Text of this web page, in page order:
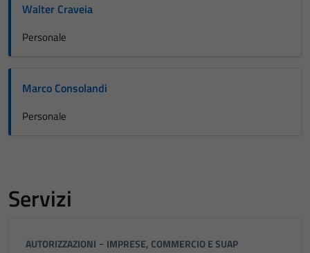
Walter Craveia
Personale
Marco Consolandi
Personale
Servizi
AUTORIZZAZIONI - IMPRESE, COMMERCIO E SUAP